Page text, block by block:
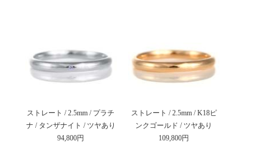
ストレート / 2.5mm / プラチ
ナ / タンザナイト / ツヤあり
94,800円
ストレート / 2.5mm / K18ピ
ンクゴールド / ツヤあり
109,800円